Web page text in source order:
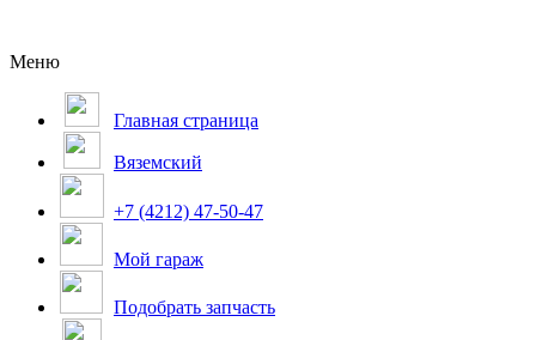
Меню
Главная страница
Вяземский
+7 (4212) 47-50-47
Мой гараж
Подобрать запчасть